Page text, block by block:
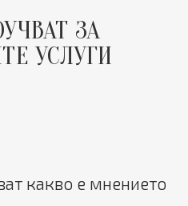
ЗА
УСЛУГИ
какво е мнението